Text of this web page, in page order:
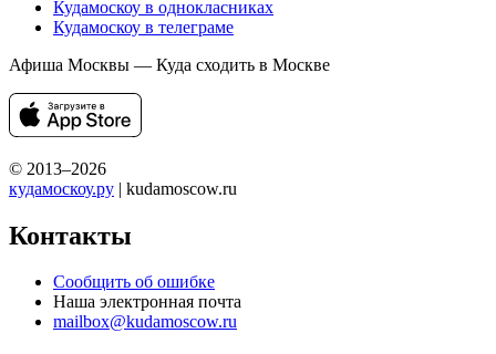
Кудамоскоу в однокласниках
Кудамоскоу в телеграме
Афиша Москвы — Куда сходить в Москве
© 2013–2026
кудамоскоу.ру | kudamoscow.ru
Контакты
Сообщить об ошибке
Наша электронная почта
mailbox@kudamoscow.ru